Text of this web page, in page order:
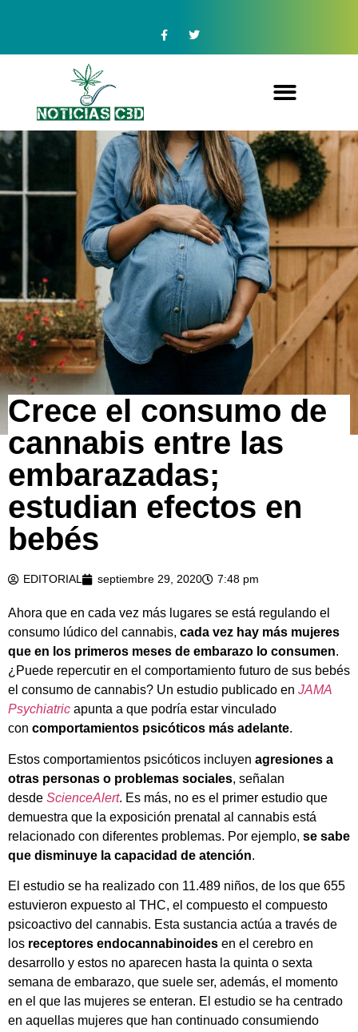
Crece el consumo de
cannabis entre las
embarazadas;
estudian efectos en
bebés
EDITORIAL septiembre 29, 2020 7:48 pm
Ahora que en cada vez más lugares se está regulando el
consumo lúdico del cannabis, cada vez hay más mujeres
que en los primeros meses de embarazo lo consumen.
¿Puede repercutir en el comportamiento futuro de sus bebés
el consumo de cannabis? Un estudio publicado en JAMA
Psychiatric apunta a que podría estar vinculado
con comportamientos psicóticos más adelante.
Estos comportamientos psicóticos incluyen agresiones a
otras personas o problemas sociales, señalan
desde ScienceAlert. Es más, no es el primer estudio que
demuestra que la exposición prenatal al cannabis está
relacionado con diferentes problemas. Por ejemplo, se sabe
que disminuye la capacidad de atención.
El estudio se ha realizado con 11.489 niños, de los que 655
estuvieron expuesto al THC, el compuesto el compuesto
psicoactivo del cannabis. Esta sustancia actúa a través de
los receptores endocannabinoides en el cerebro en
desarrollo y estos no aparecen hasta la quinta o sexta
semana de embarazo, que suele ser, además, el momento
en el que las mujeres se enteran. El estudio se ha centrado
en aquellas mujeres que han continuado consumiendo